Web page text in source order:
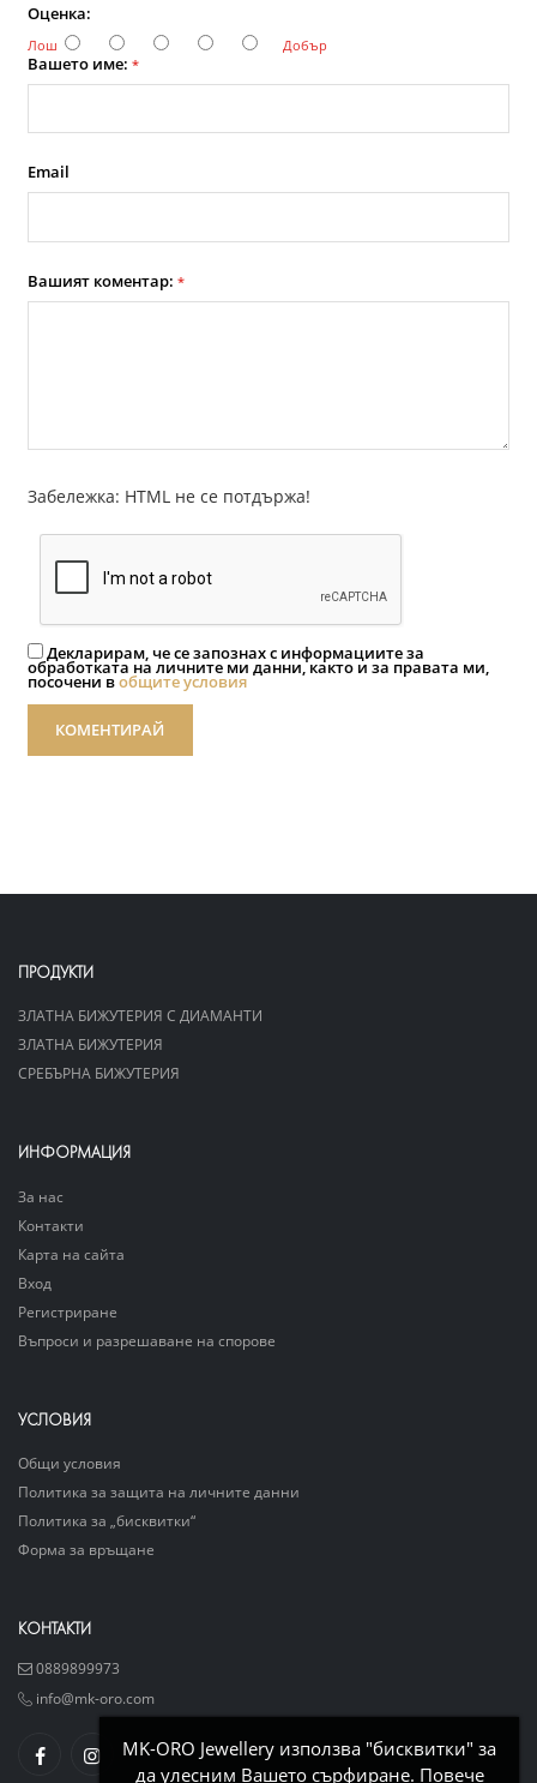
Оценка:
Лош Добър
Вашето име: *
Email
Вашият коментар: *
Забележка: HTML не се потдържа!
Декларирам, че се запознах с информациите за
обработката на личните ми данни, както и за правата ми,
посочени вобщите условия
КОМЕНТИРАЙ
ПРОДУКТИ
ЗЛАТНА БИЖУТЕРИЯ С ДИАМАНТИ
ЗЛАТНА БИЖУТЕРИЯ
СРЕБЪРНА БИЖУТЕРИЯ
ИНФОРМАЦИЯ
За нас
Контакти
Карта на сайта
Вход
Регистриране
Въпроси и разрешаване на спорове
УСЛОВИЯ
Общи условия
Политика за защита на личните данни
Политика за „бисквитки“
Форма за връщане
КОНТАКТИ
0889899973
info@mk-oro.com
MK-ORO Jewellery използва "бисквитки" за
да улесним Вашето сърфиране. Повече